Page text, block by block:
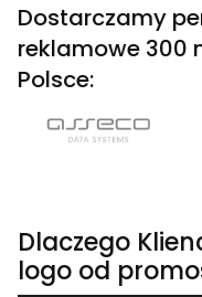
Dostarczamy
reklamowe 300
Polsce:
Dlaczego
logo od